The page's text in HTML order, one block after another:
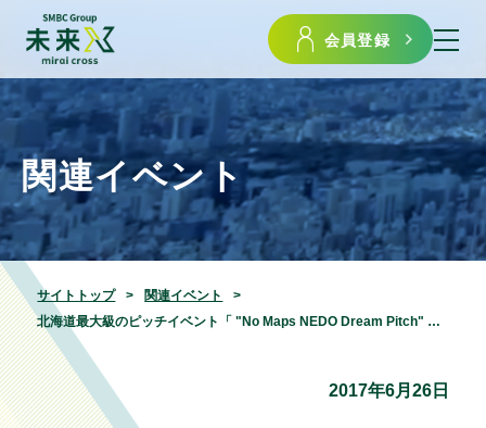
会員登録
関連イベント
サイトトップ
関連イベント
北海道最大級のピッチイベント「 "No Maps NEDO Dream Pitch" with 北海道起業家万博」募集開始のご案内
2017年6月26日